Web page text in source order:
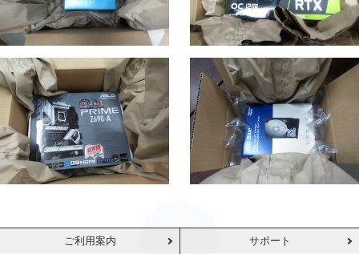
ご利用案内 サポート